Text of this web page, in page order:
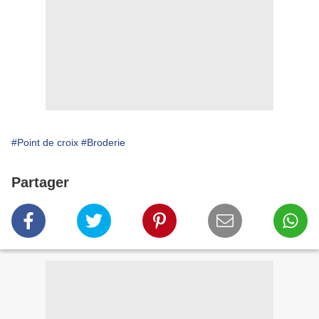
#Point de croix #Broderie
Partager